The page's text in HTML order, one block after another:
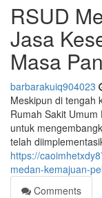
RSUD
Jasa
Masa
barbarakuiq904023
Meskipun di tengah
Rumah Sakit
untuk
telah
https://
medan-kemajuan-
Comments